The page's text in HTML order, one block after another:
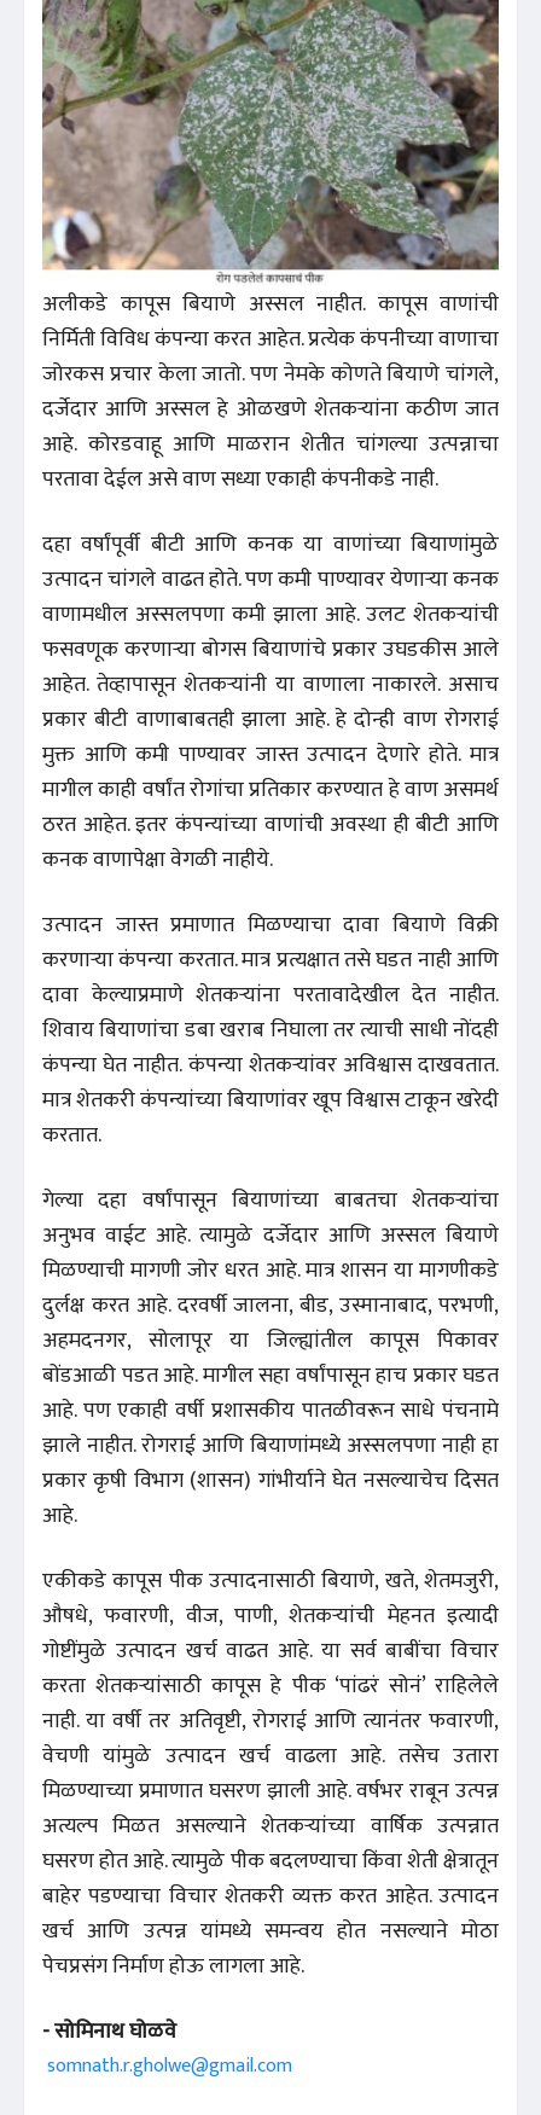
अलीकडे कापूस बियाणे अस्सल नाहीत. कापूस वाणांची
निर्मिती विविध कंपन्या करत आहेत. प्रत्येक कंपनीच्या वाणाचा
जोरकस प्रचार केला जातो. पण नेमके कोणते बियाणे चांगले,
दर्जेदार आणि अस्सल हे ओळखणे शेतकऱ्यांना कठीण जात
आहे. कोरडवाहू आणि माळरान शेतीत चांगल्या उत्पन्नाचा
परतावा देईल असे वाण सध्या एकाही कंपनीकडे नाही.
दहा वर्षांपूर्वी बीटी आणि कनक या वाणांच्या बियाणांमुळे
उत्पादन चांगले वाढत होते. पण कमी पाण्यावर येणाऱ्या कनक
वाणामधील अस्सलपणा कमी झाला आहे. उलट शेतकऱ्यांची
फसवणूक करणाऱ्या बोगस बियाणांचे प्रकार उघडकीस आले
आहेत. तेव्हापासून शेतकऱ्यांनी या वाणाला नाकारले. असाच
प्रकार बीटी वाणाबाबतही झाला आहे. हे दोन्ही वाण रोगराई
मुक्त आणि कमी पाण्यावर जास्त उत्पादन देणारे होते. मात्र
मागील काही वर्षांत रोगांचा प्रतिकार करण्यात हे वाण असमर्थ
ठरत आहेत. इतर कंपन्यांच्या वाणांची अवस्था ही बीटी आणि
कनक वाणापेक्षा वेगळी नाहीये.
उत्पादन जास्त प्रमाणात मिळण्याचा दावा बियाणे विक्री
करणाऱ्या कंपन्या करतात. मात्र प्रत्यक्षात तसे घडत नाही आणि
दावा केल्याप्रमाणे शेतकऱ्यांना परतावादेखील देत नाहीत.
शिवाय बियाणांचा डबा खराब निघाला तर त्याची साधी नोंदही
कंपन्या घेत नाहीत. कंपन्या शेतकऱ्यांवर अविश्वास दाखवतात.
मात्र शेतकरी कंपन्यांच्या बियाणांवर खूप विश्वास टाकून खरेदी
करतात.
गेल्या दहा वर्षांपासून बियाणांच्या बाबतचा शेतकऱ्यांचा
अनुभव वाईट आहे. त्यामुळे दर्जेदार आणि अस्सल बियाणे
मिळण्याची मागणी जोर धरत आहे. मात्र शासन या मागणीकडे
दुर्लक्ष करत आहे. दरवर्षी जालना, बीड, उस्मानाबाद, परभणी,
अहमदनगर, सोलापूर या जिल्ह्यांतील कापूस पिकावर
बोंडआळी पडत आहे. मागील सहा वर्षांपासून हाच प्रकार घडत
आहे. पण एकाही वर्षी प्रशासकीय पातळीवरून साधे पंचनामे
झाले नाहीत. रोगराई आणि बियाणांमध्ये अस्सलपणा नाही हा
प्रकार कृषी विभाग (शासन) गांभीर्याने घेत नसल्याचेच दिसत
आहे.
एकीकडे कापूस पीक उत्पादनासाठी बियाणे, खते, शेतमजुरी,
औषधे, फवारणी, वीज, पाणी, शेतकऱ्यांची मेहनत इत्यादी
गोष्टींमुळे उत्पादन खर्च वाढत आहे. या सर्व बाबींचा विचार
करता शेतकऱ्यांसाठी कापूस हे पीक ‘पांढरं सोनं’ राहिलेले
नाही. या वर्षी तर अतिवृष्टी, रोगराई आणि त्यानंतर फवारणी,
वेचणी यांमुळे उत्पादन खर्च वाढला आहे. तसेच उतारा
मिळण्याच्या प्रमाणात घसरण झाली आहे. वर्षभर राबून उत्पन्न
अत्यल्प मिळत असल्याने शेतकऱ्यांच्या वार्षिक उत्पन्नात
घसरण होत आहे. त्यामुळे पीक बदलण्याचा किंवा शेती क्षेत्रातून
बाहेर पडण्याचा विचार शेतकरी व्यक्त करत आहेत. उत्पादन
खर्च आणि उत्पन्न यांमध्ये समन्वय होत नसल्याने मोठा
पेचप्रसंग निर्माण होऊ लागला आहे.
-सोमिनाथघोळवे
somnath.r.gholwe@gmail.com